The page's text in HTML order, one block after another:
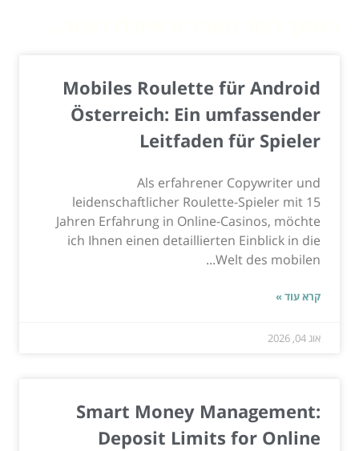
Mobiles Roulette für Android
Österreich: Ein umfassender
Leitfaden für Spieler
Als erfahrener Copywriter und
leidenschaftlicher Roulette-Spieler mit 15
Jahren Erfahrung in Online-Casinos, möchte
ich Ihnen einen detaillierten Einblick in die
Welt des mobilen...
קרא עוד »
אוג 04, 2026
Smart Money Management:
Deposit Limits for Online